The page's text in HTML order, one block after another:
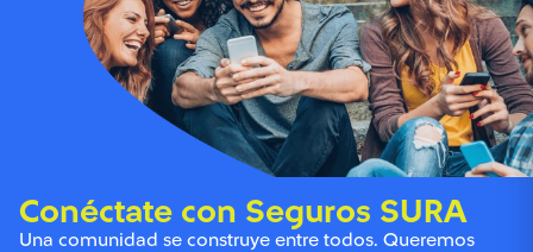
Conéctate con Seguros SURA
Una comunidad se construye entre todos. Queremos